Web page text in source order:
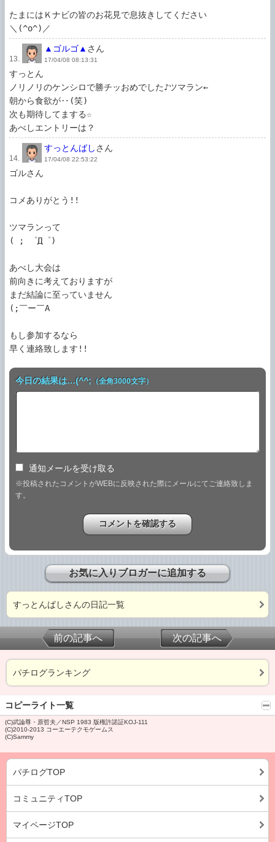
たまにはＫナビの皆のお花見で息抜きしてください
＼(^o^)／
13.
▲ゴルゴ▲ さん
17/04/08 08:13:31
すっとん
ノリノリのケンシロで勝チッおめでした♪ツマラン←
朝から食欲が‥(笑)
次も期待してまする☆
あべしエントリーは？
14.
すっとんばしさん
17/04/08 22:53:22
ゴルさん
コメありがとう!!
ツマランって
( ; ゜Д゜)
あべし大会は
前向きに考えておりますが
まだ結論に至っていません
(;￣ー￣A
もし参加するなら
早く連絡致します!!
今日の結果は…(^^; （全角3000文字）
通知メールを受け取る
※投稿されたコメントがWEBに反映された際にメールにてご連絡致しま
す。
お気に入りブロガーに追加する
すっとんばしさんの日記一覧
前の記事へ 次の記事へ
パチログランキング
コピーライト一覧
(C)武論尊・原哲夫／NSP 1983 版権許諾証KOJ-111
(C)2010-2013 コーエーテクモゲームス
(C)Sammy
パチログTOP
コミュニティTOP
マイページTOP